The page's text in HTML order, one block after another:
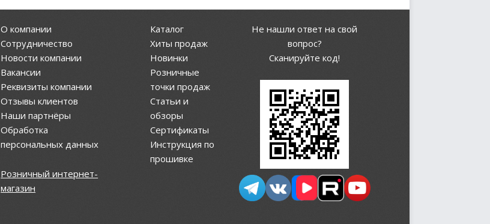
О компании
Сотрудничество
Новости компании
Вакансии
Реквизиты компании
Отзывы клиентов
Наши партнёры
Обработка
персональных данных
Розничный интернет-
магазин
Каталог
Хиты продаж
Новинки
Розничные
точки продаж
Статьи и
обзоры
Сертификаты
Инструкция по
прошивке
Не нашли ответ на свой
вопрос?
Сканируйте код!